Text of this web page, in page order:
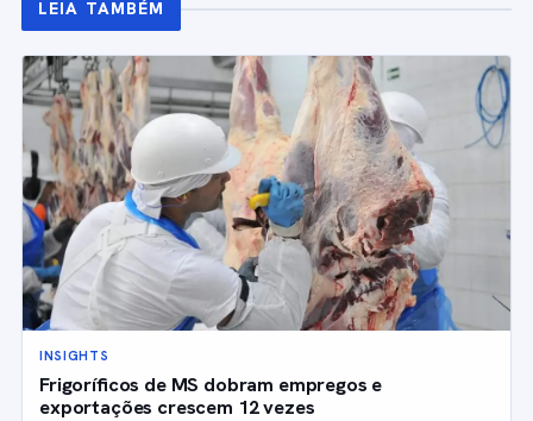
LEIA TAMBÉM
INSIGHTS
Frigoríficos de MS dobram empregos e
exportações crescem 12 vezes